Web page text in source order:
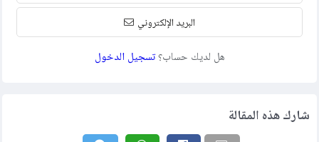
البريد الإلكتروني
هل لديك حساب؟تسجيل الدخول
شارك هذه المقالة